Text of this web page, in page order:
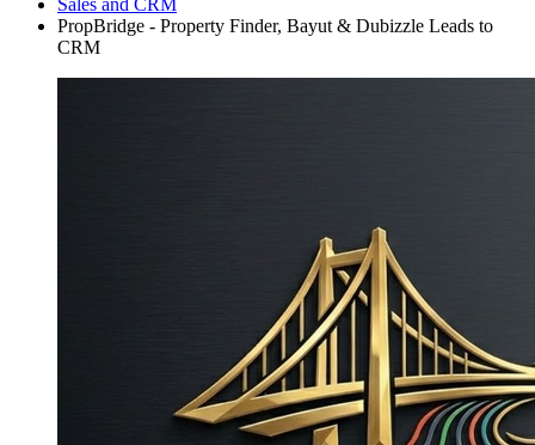
Sales and CRM
PropBridge - Property Finder, Bayut & Dubizzle Leads to
CRM